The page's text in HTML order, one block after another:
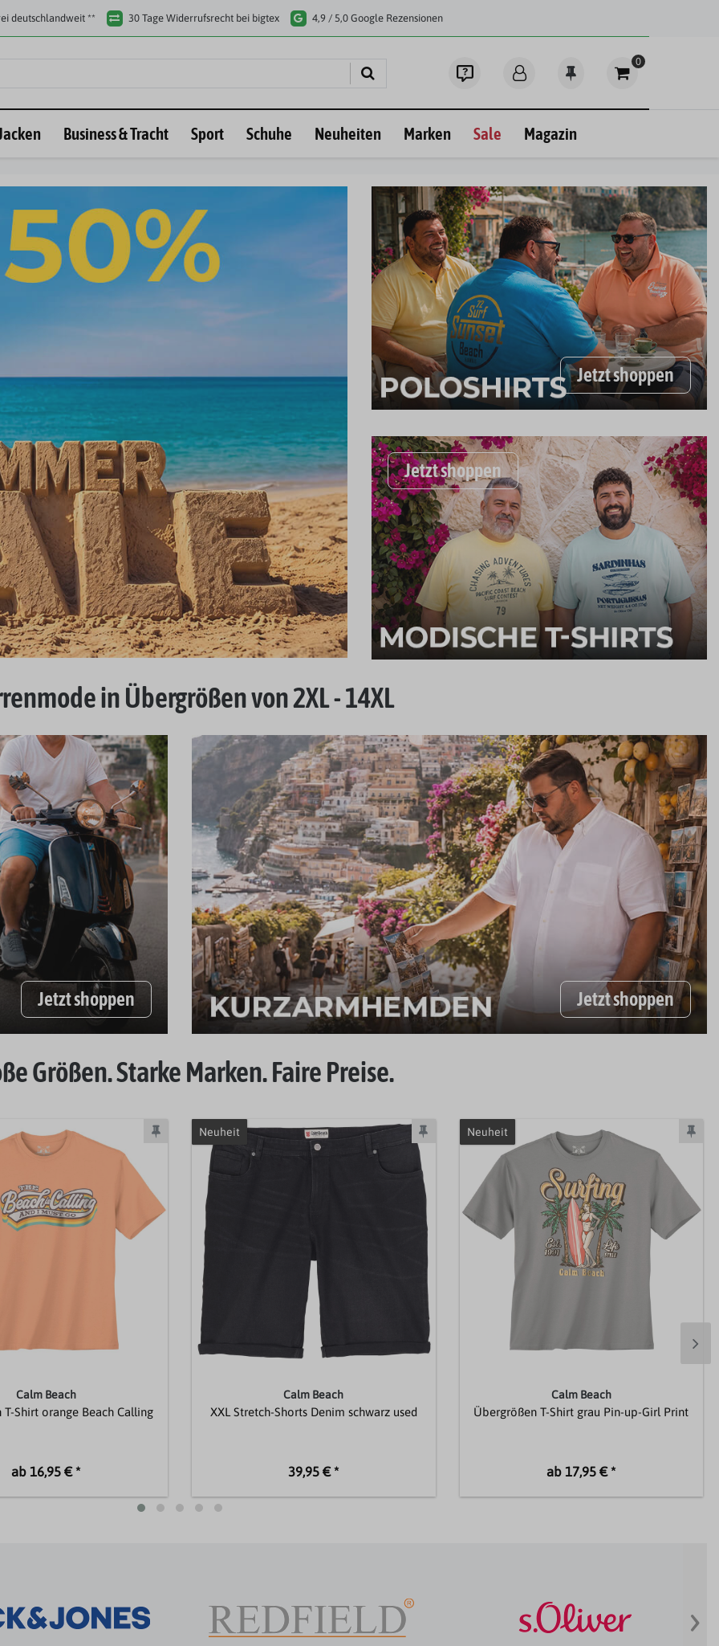
deutschlandweit ** 30 Tage Widerrufsrecht bei bigtex 4,9 / 5,0 Google Rezensionen
0
Business & Tracht Sport Schuhe Neuheiten Marken Sale Magazin
Jetzt shoppen
Jetzt shoppen
in Übergrößen von 2XL - 14XL
Jetzt shoppen Jetzt shoppen
Größen. Starke Marken. Faire Preise.
Calm Beach
Shirt orange Beach Calling
ab 16,95 € *
Neuheit
Calm Beach
XXL Stretch-Shorts Denim schwarz used
39,95 € *
Neuheit
Calm Beach
Übergrößen T-Shirt grau Pin-up-Girl Print
ab 17,95 € *
›